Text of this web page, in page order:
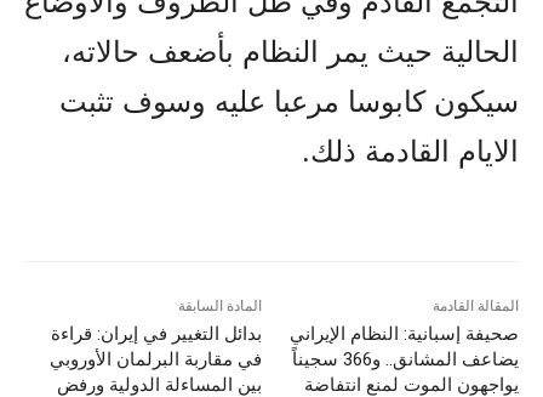
الحالية حيث يمر النظام بأضعف حالاته،
سيکون کابوسا مرعبا عليه وسوف تثبت
الايام القادمة ذلك.
المادة السابقة
بدائل التغيير في إيران: قراءة
في مقاربة البرلمان الأوروبي
بين المساءلة الدولية ورفض
المقالة القادمة
صحيفة إسبانية: النظام الإيراني
يضاعف المشانق.. و366 سجيناً
يواجهون الموت لمنع انتفاضة